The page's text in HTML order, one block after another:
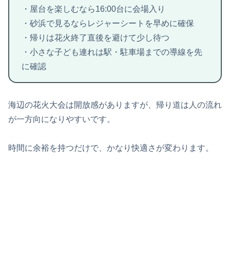
・屋台を楽しむなら16:00台に会場入り
・砂浜で見るならレジャーシートを早めに確保
・帰りは花火終了直後を避けて少し待つ
・小さな子ども連れは駅・駐車場までの導線を先
に確認
海辺の花火大会は開放感がありますが、帰り道は人の流れ
が一方向になりやすいです。
時間に余裕を持つだけで、かなり快適さが変わります。